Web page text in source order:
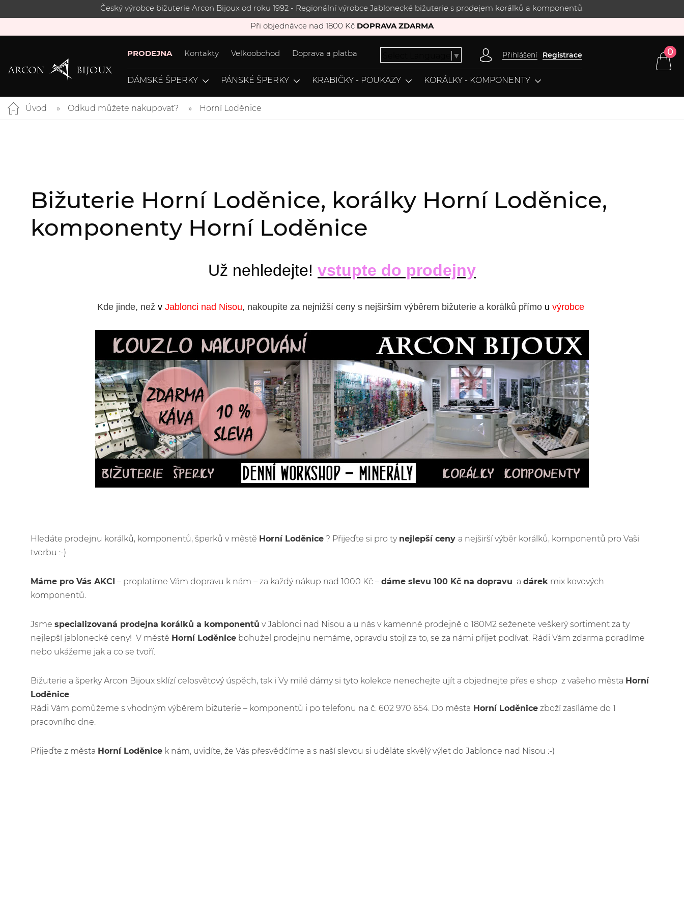
Český výrobce bižuterie Arcon Bijoux od roku 1992 - Regionální výrobce Jablonecké bižuterie s prodejem korálků a komponentů.
Při objednávce nad 1800 Kč DOPRAVA ZDARMA
PRODEJNA Kontakty Velkoobchod Doprava a platba ▼ Přihlášení Registrace 0
DÁMSKÉ ŠPERKY PÁNSKÉ ŠPERKY KRABIČKY - POUKAZY KORÁLKY - KOMPONENTY
Úvod Odkud můžete nakupovat? Horní Loděnice
Bižuterie Horní Loděnice, korálky Horní Loděnice,
komponenty Horní Loděnice
Už nehledejte! vstupte do prodejny
Kde jinde, než v Jablonci nad Nisou, nakoupíte za nejnižší ceny s nejširším výběrem bižuterie a korálků přímo u výrobce
Hledáte prodejnu korálků, komponentů, šperků v městě Horní Loděnice ? Přijeďte si pro ty nejlepší ceny a nejširší výběr korálků, komponentů pro Vaši
tvorbu :-)
Máme pro Vás AKCI – proplatíme Vám dopravu k nám – za každý nákup nad 1000 Kč – dáme slevu 100 Kč na dopravu a dárek mix kovových
komponentů.
Jsme specializovaná prodejna korálků a komponentů v Jablonci nad Nisou a u nás v kamenné prodejně o 180M2 seženete veškerý sortiment za ty
nejlepší jablonecké ceny! V městě Horní Loděnice bohužel prodejnu nemáme, opravdu stojí za to, se za námi přijet podívat. Rádi Vám zdarma poradíme
nebo ukážeme jak a co se tvoří.
Bižuterie a šperky Arcon Bijoux sklízí celosvětový úspěch, tak i Vy milé dámy si tyto kolekce nenechejte ujít a objednejte přes e shop z vašeho města Horní
Loděnice.
Rádi Vám pomůžeme s vhodným výběrem bižuterie – komponentů i po telefonu na č. 602 970 654. Do města Horní Loděnice zboží zasíláme do 1
pracovního dne.
Přijeďte z města Horní Loděnice k nám, uvidíte, že Vás přesvědčíme a s naší slevou si uděláte skvělý výlet do Jablonce nad Nisou :-)